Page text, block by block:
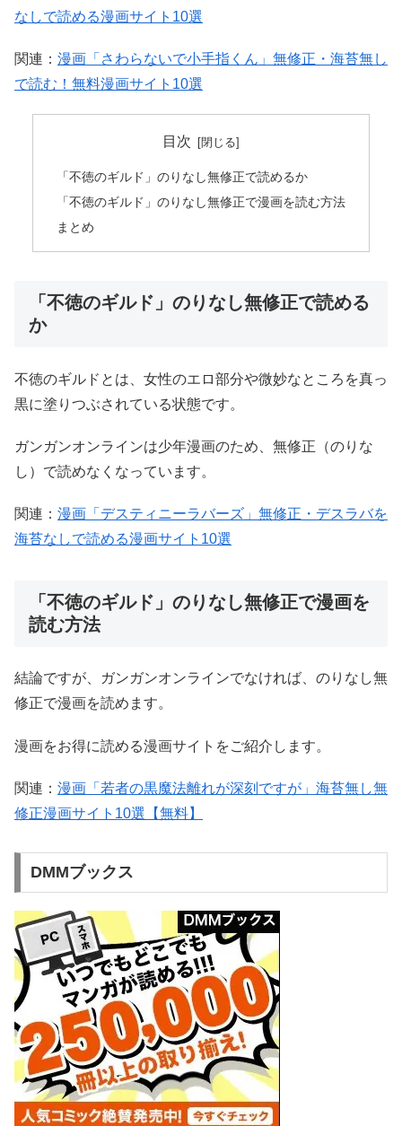
なしで読める漫画サイト10選
関連： 漫画「さわらないで小手指くん」無修正・海苔無し
で読む！無料漫画サイト10選
目次
「不徳のギルド」のりなし無修正で読めるか
「不徳のギルド」のりなし無修正で漫画を読む方法
まとめ
「不徳のギルド」のりなし無修正で読める
か
不徳のギルドとは、女性のエロ部分や微妙なところを真っ
黒に塗りつぶされている状態です。
ガンガンオンラインは少年漫画のため、無修正（のりな
し）で読めなくなっています。
関連： 漫画「デスティニーラバーズ」無修正・デスラバを
海苔なしで読める漫画サイト10選
「不徳のギルド」のりなし無修正で漫画を
読む方法
結論ですが、ガンガンオンラインでなければ、のりなし無
修正で漫画を読めます。
漫画をお得に読める漫画サイトをご紹介します。
関連： 漫画「若者の黒魔法離れが深刻ですが」海苔無し無
修正漫画サイト10選【無料】
DMMブックス